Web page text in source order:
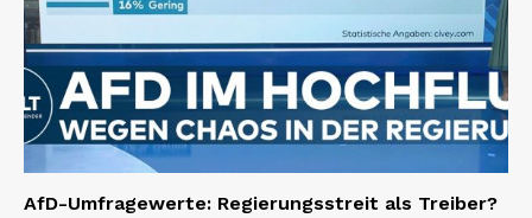
AfD-Umfragewerte: Regierungsstreit als Treiber?